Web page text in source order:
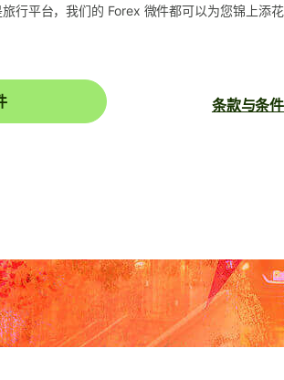
行平台，我们的 Forex 微件都可以为您锦上添
条款与条件